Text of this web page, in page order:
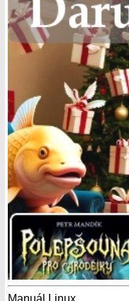
Manuál Linux